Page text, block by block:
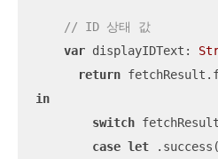
// ID 상태 값
var displayIDText:
return
in
switch
case let